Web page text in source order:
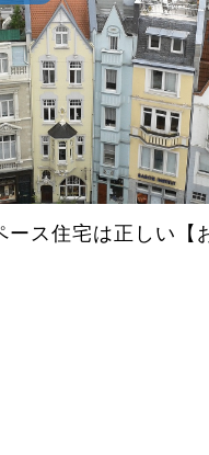
ース住宅は正しい【